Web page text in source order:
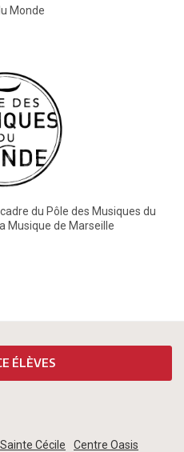
Monde
du Pôle des Musiques du
Musique de Marseille
ÉLÈVES
Cécile
Centre Oasis